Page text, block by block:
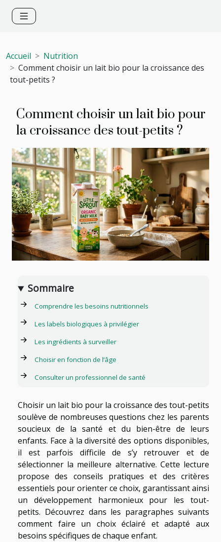
Accueil
Nutrition
Comment choisir un lait bio pour la croissance des
tout-petits ?
Comment choisir un lait bio pour
la croissance des tout-petits ?
Sommaire
Comprendre les besoins nutritionnels
Les labels biologiques à privilégier
Les ingrédients à surveiller
Choisir en fonction de l’âge
Consulter un professionnel de santé
Choisir un lait bio pour la croissance des tout-petits
soulève de nombreuses questions chez les parents
soucieux de la santé et du bien-être de leurs
enfants. Face à la diversité des options disponibles,
il est parfois difficile de s’y retrouver et de
sélectionner la meilleure alternative. Cette lecture
propose des conseils pratiques et des critères
essentiels pour orienter ce choix, garantissant ainsi
un développement harmonieux pour les tout-
petits. Découvrez dans les paragraphes suivants
comment faire un choix éclairé et adapté aux
besoins spécifiques de chaque enfant.